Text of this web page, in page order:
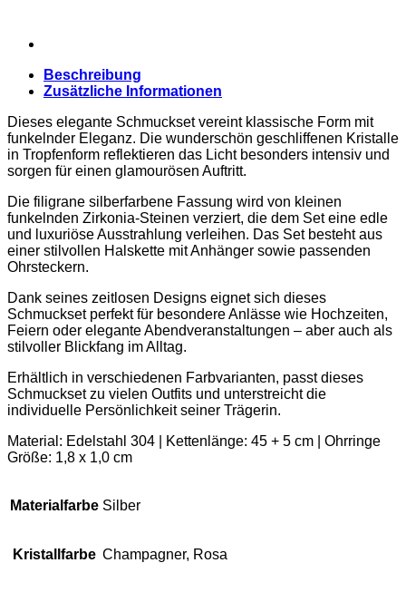
Beschreibung
Zusätzliche Informationen
Dieses elegante Schmuckset vereint klassische Form mit
funkelnder Eleganz. Die wunderschön geschliffenen Kristalle
in Tropfenform reflektieren das Licht besonders intensiv und
sorgen für einen glamourösen Auftritt.
Die filigrane silberfarbene Fassung wird von kleinen
funkelnden Zirkonia-Steinen verziert, die dem Set eine edle
und luxuriöse Ausstrahlung verleihen. Das Set besteht aus
einer stilvollen Halskette mit Anhänger sowie passenden
Ohrsteckern.
Dank seines zeitlosen Designs eignet sich dieses
Schmuckset perfekt für besondere Anlässe wie Hochzeiten,
Feiern oder elegante Abendveranstaltungen – aber auch als
stilvoller Blickfang im Alltag.
Erhältlich in verschiedenen Farbvarianten, passt dieses
Schmuckset zu vielen Outfits und unterstreicht die
individuelle Persönlichkeit seiner Trägerin.
Material: Edelstahl 304 | Kettenlänge: 45 + 5 cm | Ohrringe
Größe: 1,8 x 1,0 cm
Materialfarbe Silber
Kristallfarbe Champagner, Rosa